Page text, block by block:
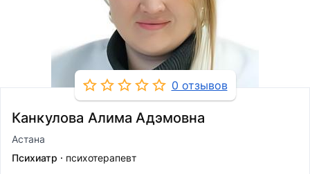
0 отзывов
Канкулова Алима Адэмовна
Астана
Психиатр
психотерапевт